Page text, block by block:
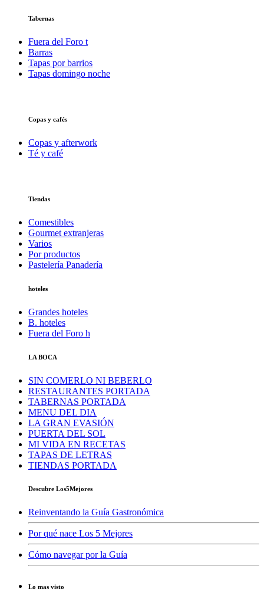
Tabernas
Fuera del Foro t
Barras
Tapas por barrios
Tapas domingo noche
Copas y cafés
Copas y afterwork
Té y café
Tiendas
Comestibles
Gourmet extranjeras
Varios
Por productos
Pastelería Panadería
hoteles
Grandes hoteles
B. hoteles
Fuera del Foro h
LA BOCA
SIN COMERLO NI BEBERLO
RESTAURANTES PORTADA
TABERNAS PORTADA
MENU DEL DIA
LA GRAN EVASIÓN
PUERTA DEL SOL
MI VIDA EN RECETAS
TAPAS DE LETRAS
TIENDAS PORTADA
Descubre Los5Mejores
Reinventando la Guía Gastronómica
Por qué nace Los 5 Mejores
Cómo navegar por la Guía
Lo mas visto